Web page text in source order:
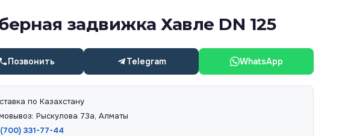
задвижка Хавле DN 125
Позвонить Telegram WhatsApp
по Казахстану
Рыскулова 73а, Алматы
331-77-44